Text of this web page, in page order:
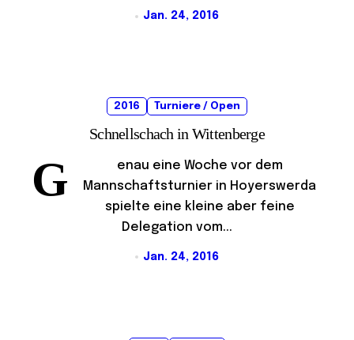
Jan. 24, 2016
2016 Turniere / Open
Schnellschach in Wittenberge
G
enau eine Woche vor dem
Mannschaftsturnier in Hoyerswerda
spielte eine kleine aber feine
Delegation vom...
Jan. 24, 2016